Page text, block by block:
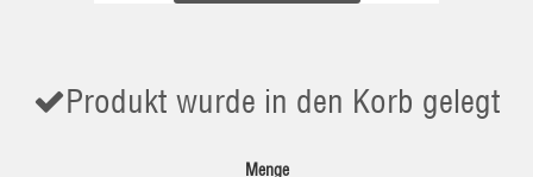
Produkt wurde in den Korb gelegt
Menge